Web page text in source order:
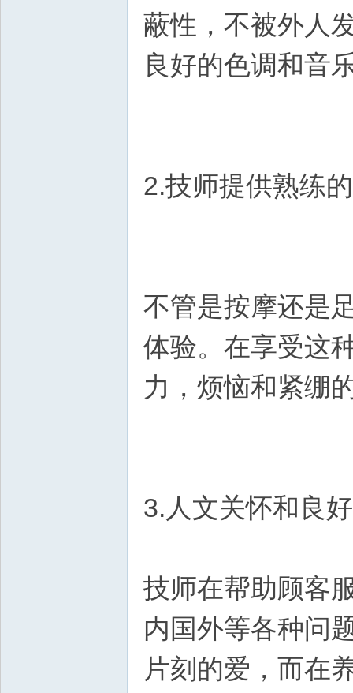
蔽性，不被外人
良好的色调和音
2.技师提供熟练
不管是按摩还是
体验。在享受这
力，烦恼和紧绷
3.人文关怀和良
技师在帮助顾客
内国外等各种问
片刻的爱，而在